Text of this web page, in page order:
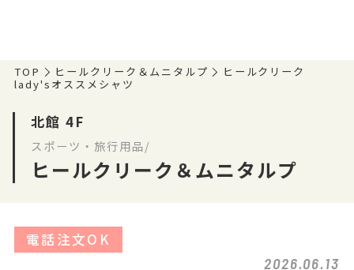
TOP ヒールクリーク＆ムニタルプ
ヒールクリーク
lady'sオススメシャツ
北館 4F
スポーツ・旅行用品/
ヒールクリーク＆ムニタルプ
電話注文OK
2026.06.13